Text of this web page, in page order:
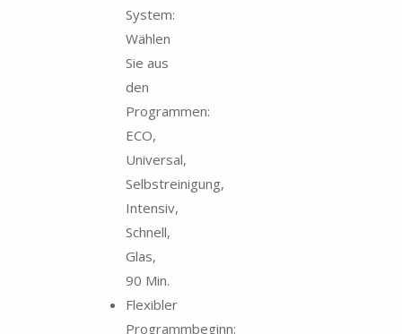
System:
Wählen
Sie aus
den
Programmen:
ECO,
Universal,
Selbstreinigung,
Intensiv,
Schnell,
Glas,
90 Min.
Flexibler
Programmbeginn: